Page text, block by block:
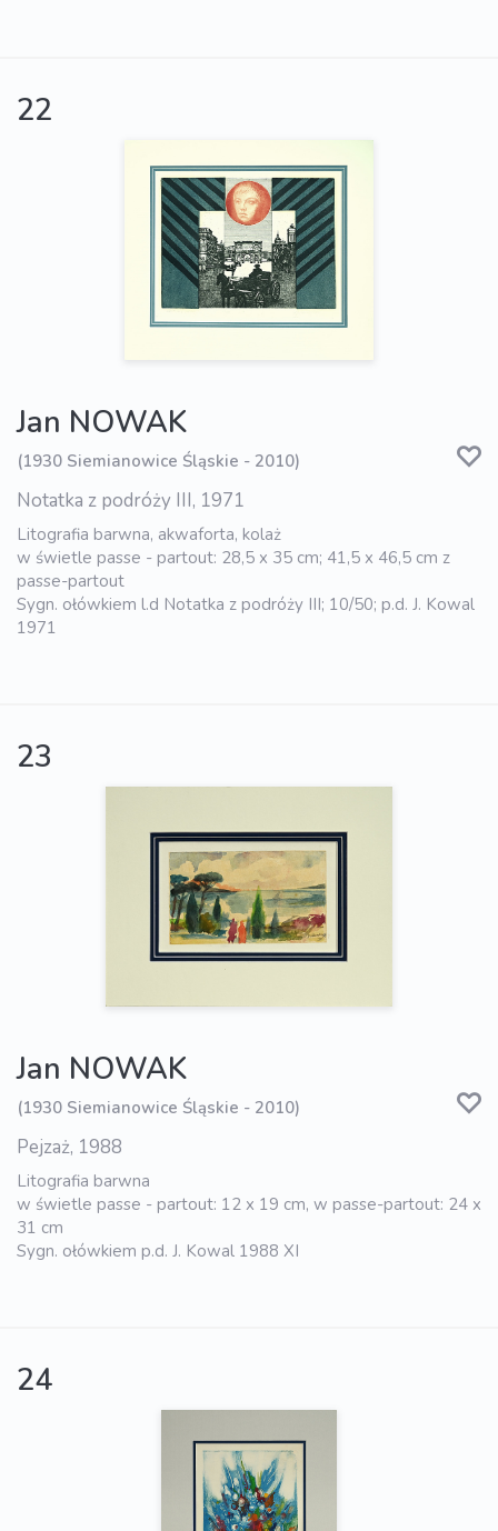
22
Jan NOWAK
(1930 Siemianowice Śląskie - 2010)
Notatka z podróży III, 1971
Litografia barwna, akwaforta, kolaż
w świetle passe - partout: 28,5 x 35 cm; 41,5 x 46,5 cm z
passe-partout
Sygn. ołówkiem l.d Notatka z podróży III; 10/50; p.d. J. Kowal
1971
23
Jan NOWAK
(1930 Siemianowice Śląskie - 2010)
Pejzaż, 1988
Litografia barwna
w świetle passe - partout: 12 x 19 cm, w passe-partout: 24 x
31 cm
Sygn. ołówkiem p.d. J. Kowal 1988 XI
24